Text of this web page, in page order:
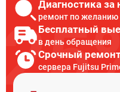
Диагностика за
ремонт по желанию
Бесплатный
в день обращения
Срочный
сервера Fujitsu